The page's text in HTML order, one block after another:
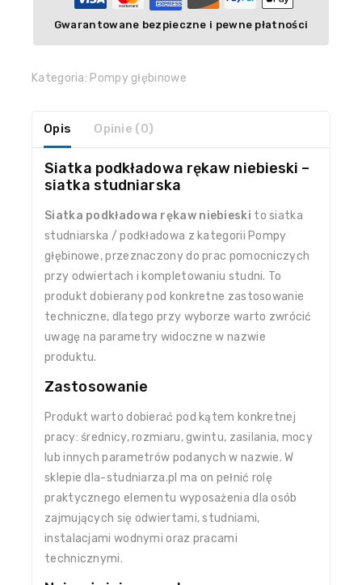
Gwarantowane bezpieczne i pewne płatności
Kategoria: Pompy głębinowe
Opis Opinie (0)
Siatka podkładowa rękaw niebieski –
siatka studniarska
Siatka podkładowa rękaw niebieski to siatka
studniarska / podkładowa z kategorii Pompy
głębinowe, przeznaczony do prac pomocniczych
przy odwiertach i kompletowaniu studni. To
produkt dobierany pod konkretne zastosowanie
techniczne, dlatego przy wyborze warto zwrócić
uwagę na parametry widoczne w nazwie
produktu.
Zastosowanie
Produkt warto dobierać pod kątem konkretnej
pracy: średnicy, rozmiaru, gwintu, zasilania, mocy
lub innych parametrów podanych w nazwie. W
sklepie dla-studniarza.pl ma on pełnić rolę
praktycznego elementu wyposażenia dla osób
zajmujących się odwiertami, studniami,
instalacjami wodnymi oraz pracami
technicznymi.